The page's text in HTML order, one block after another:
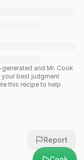
and Mr. Cook
your best judgment
this recipe to help
Report